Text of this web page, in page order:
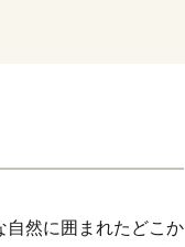
自然に囲まれたどこか